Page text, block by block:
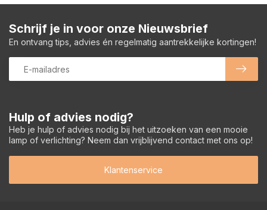
Hulp of advies nodig?
Heb je hulp of advies nodig bij het uitzoeken van een mooie
lamp of verlichting? Neem dan vrijblijvend contact met ons op!
Klantenservice
Schrijf je in voor onze Nieuwsbrief
En ontvang tips, advies én regelmatig aantrekkelijke kortingen!